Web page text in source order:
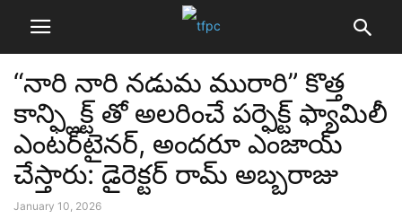
“నారి నారి నడుమ మురారి” కొత్త
కాన్ఫ్లిక్ట్ తో అలరించే పర్ఫెక్ట్ ఫ్యామిలీ
ఎంటర్‌టైనర్, అందరూ ఎంజాయ్
చేస్తారు: డైరెక్టర్ రామ్ అబ్బరాజు
January 10, 2026